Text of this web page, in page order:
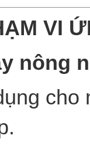
VI
nông
cho